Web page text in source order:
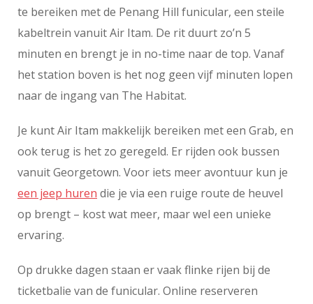
te bereiken met de Penang Hill funicular, een steile
kabeltrein vanuit Air Itam. De rit duurt zo’n 5
minuten en brengt je in no-time naar de top. Vanaf
het station boven is het nog geen vijf minuten lopen
naar de ingang van The Habitat.
Je kunt Air Itam makkelijk bereiken met een Grab, en
ook terug is het zo geregeld. Er rijden ook bussen
vanuit Georgetown. Voor iets meer avontuur kun je
een jeep huren die je via een ruige route de heuvel
op brengt – kost wat meer, maar wel een unieke
ervaring.
Op drukke dagen staan er vaak flinke rijen bij de
ticketbalie van de funicular. Online reserveren